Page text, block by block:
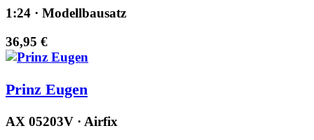
1:24 · Modellbausatz
36,95 €
Prinz Eugen
AX 05203V · Airfix